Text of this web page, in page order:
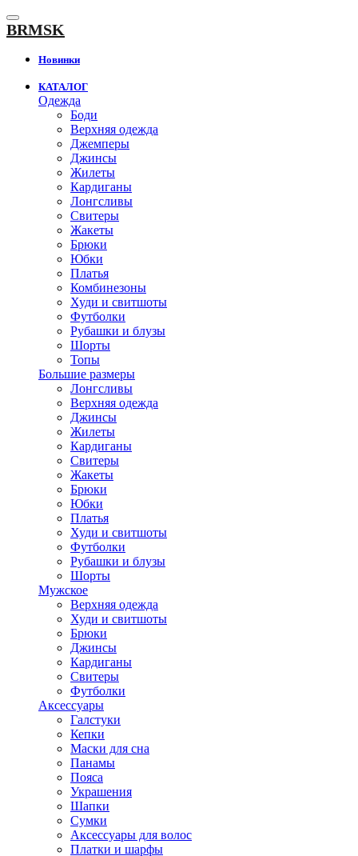
К
содержанию
BRMSK
Новинки
КАТАЛОГ
Одежда
Боди
Верхняя одежда
Джемперы
Джинсы
Жилеты
Кардиганы
Лонгсливы
Свитеры
Жакеты
Брюки
Юбки
Платья
Комбинезоны
Худи и свитшоты
Футболки
Рубашки и блузы
Шорты
Топы
Большие размеры
Лонгсливы
Верхняя одежда
Джинсы
Жилеты
Кардиганы
Свитеры
Жакеты
Брюки
Юбки
Платья
Худи и свитшоты
Футболки
Рубашки и блузы
Шорты
Мужское
Верхняя одежда
Худи и свитшоты
Брюки
Джинсы
Кардиганы
Свитеры
Футболки
Аксессуары
Галстуки
Кепки
Маски для сна
Панамы
Пояса
Украшения
Шапки
Сумки
Аксессуары для волос
Платки и шарфы